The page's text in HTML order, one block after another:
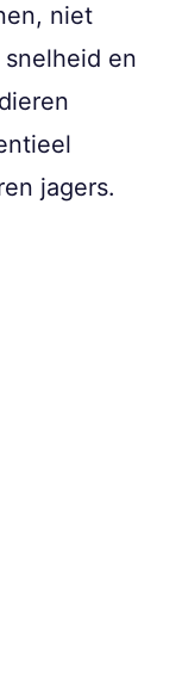
niet
snelheid en
jagers.